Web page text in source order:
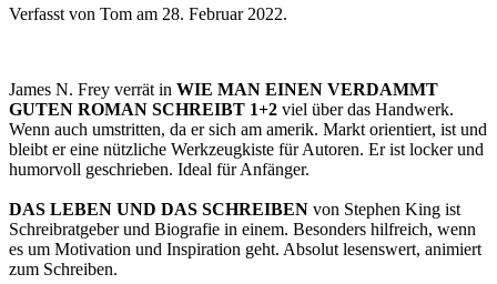
Verfasst von Tom am 28. Februar 2022.
James N. Frey verrät in WIE MAN EINEN VERDAMMT
GUTEN ROMAN SCHREIBT 1+2 viel über das Handwerk.
Wenn auch umstritten, da er sich am amerik. Markt orientiert, ist und
bleibt er eine nützliche Werkzeugkiste für Autoren. Er ist locker und
humorvoll geschrieben. Ideal für Anfänger.
DAS LEBEN UND DAS SCHREIBEN von Stephen King ist
Schreibratgeber und Biografie in einem. Besonders hilfreich, wenn
es um Motivation und Inspiration geht. Absolut lesenswert, animiert
zum Schreiben.